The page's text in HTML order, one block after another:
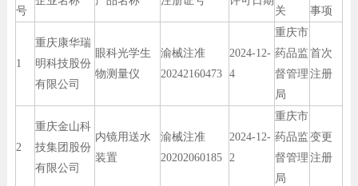
号
关
事项
1
重庆康华瑞
明科技股份
有限公司
眼科光学生
物测量仪
渝械注准
20242160473
2024-12-
4
重庆市
药品监
督管理
局
首次
注册
2
重庆金山科
技集团股份
有限公司
内镜用送水
装置
渝械注准
20202060185
2024-12-
2
重庆市
药品监
督管理
局
变更
注册